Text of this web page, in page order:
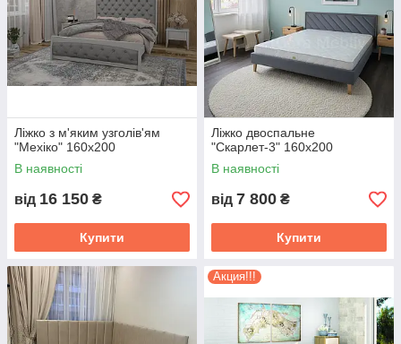
Ліжко з м'яким узголів'ям
"Мехіко" 160х200
В наявності
від 16 150 ₴
Купити
Ліжко двоспальне
"Скарлет-3" 160х200
В наявності
від 7 800 ₴
Купити
Акция!!!